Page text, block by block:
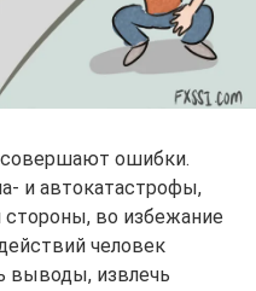
ошибки.
и автокатастрофы,
стороны, во избежание
человек
выводы, извлечь